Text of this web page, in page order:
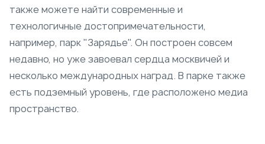
также можете найти современные и
технологичные достопримечательности,
например, парк "Зарядье". Он построен совсем
недавно, но уже завоевал сердца москвичей и
несколько международных наград. В парке также
есть подземный уровень, где расположено медиа
пространство.